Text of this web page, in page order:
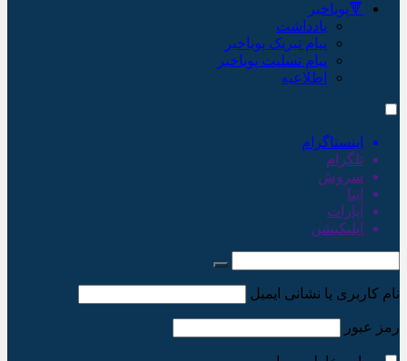
🔻پویاخبر
یادداشت
پیام تبریک پویاخبر
پیام تسلیت پویاخبر
اطلاعیه
اینستاگرام
تلگرام
سروش
ایتا
آپارات
اپلیکیشن
نام کاربری یا نشانی ایمیل
رمز عبور